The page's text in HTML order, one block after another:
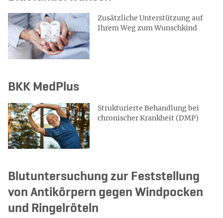
Zusätzliche Unterstützung auf
Ihrem Weg zum Wunschkind
BKK MedPlus
Strukturierte Behandlung bei
chronischer Krankheit (DMP)
Blutuntersuchung zur Feststellung
von Antikörpern gegen Windpocken
und Ringelröteln